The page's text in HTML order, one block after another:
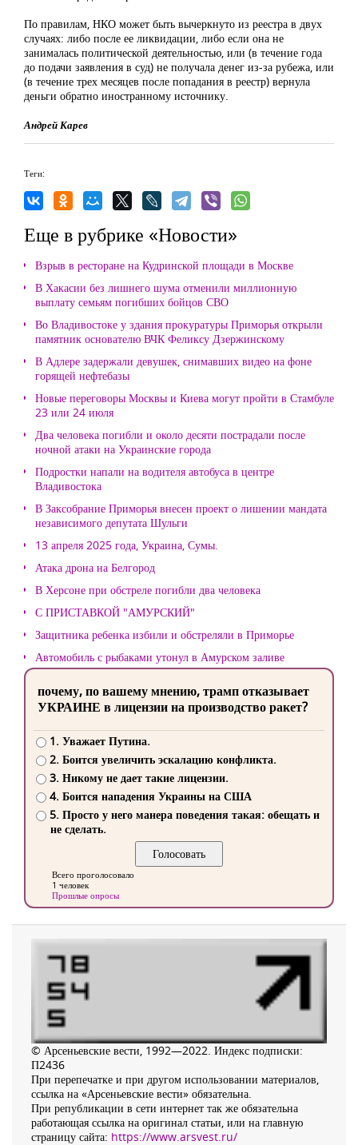
По правилам, НКО может быть вычеркнуто из реестра в двух
случаях: либо после ее ликвидации, либо если она не
занималась политической деятельностью, или (в течение года
до подачи заявления в суд) не получала денег из-за рубежа, или
(в течение трех месяцев после попадания в реестр) вернула
деньги обратно иностранному источнику.
Андрей Карев
Теги:
Еще в рубрике «Новости»
Взрыв в ресторане на Кудринской площади в Москве
В Хакасии без лишнего шума отменили миллионную
выплату семьям погибших бойцов СВО
Во Владивостоке у здания прокуратуры Приморья открыли
памятник основателю ВЧК Феликсу Дзержинскому
В Адлере задержали девушек, снимавших видео на фоне
горящей нефтебазы
Новые переговоры Москвы и Киева могут пройти в Стамбуле
23 или 24 июля
Два человека погибли и около десяти пострадали после
ночной атаки на Украинские города
Подростки напали на водителя автобуса в центре
Владивостока
В Заксобрание Приморья внесен проект о лишении мандата
независимого депутата Шульги
13 апреля 2025 года, Украина, Сумы.
Атака дрона на Белгород
В Херсоне при обстреле погибли два человека
С ПРИСТАВКОЙ "АМУРСКИЙ"
Защитника ребенка избили и обстреляли в Приморье
Автомобиль с рыбаками утонул в Амурском заливе
почему, по вашему мнению, трамп отказывает
УКРАИНЕ в лицензии на производство ракет?
1. Уважает Путина.
2. Боится увеличить эскалацию конфликта.
3. Никому не дает такие лицензии.
4. Боится нападения Украины на США
5. Просто у него манера поведения такая: обещать и
не сделать.
Всего проголосовало
1 человек
Прошлые опросы
© Арсеньевские вести, 1992—2022. Индекс подписки:
П2436
При перепечатке и при другом использовании материалов,
ссылка на «Арсеньевские вести» обязательна.
При републикации в сети интернет так же обязательна
работающая ссылка на оригинал статьи, или на главную
страницу сайта: https://www.arsvest.ru/